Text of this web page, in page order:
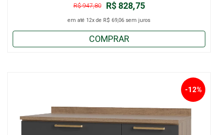
R$ 828,75
R$ 947,80
em até 12x de R$ 69,06 sem juros
COMPRAR
-12%